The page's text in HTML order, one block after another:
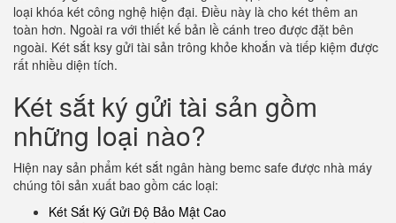
loại khóa két công nghệ hiện đại. Điều này là cho két thêm an
toàn hơn. Ngoài ra với thiết kế bản lề cánh treo được đặt bên
ngoài. Két sắt ksy gửi tài sản trông khỏe khoắn và tiếp kiệm được
rất nhiều diện tích.
Két sắt ký gửi tài sản gồm
những loại nào?
Hiện nay sản phẩm két sắt ngân hàng bemc safe được nhà máy
chúng tôi sản xuất bao gồm các loại:
Két Sắt Ký Gửi Độ Bảo Mật Cao